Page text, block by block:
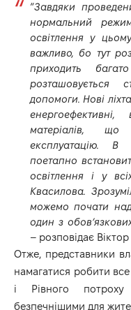
“Завдяки
нормальний
освітлення у
важливо, бо тут
приходить
розташовується
допомоги. Нові
матеріалів,
експлуатацію. В
поетапно
освітлення і у
Квасилова.
можемо почати
один з
– розповідає
Отже, представники
намагатися робити
і Рівного
безпечнішими для